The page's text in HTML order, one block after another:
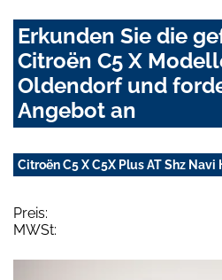
Erkunden Sie die
Citroën C5 X
Oldendorf und
Angebot an
Citroën C5 X C5X Plus AT Shz
Preis:
MWSt: